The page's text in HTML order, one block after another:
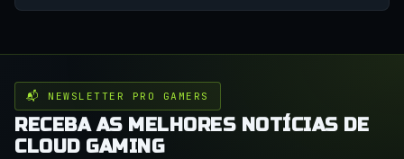
📬 NEWSLETTER PRO GAMERS
RECEBA AS MELHORES NOTÍCIAS DE
CLOUD GAMING